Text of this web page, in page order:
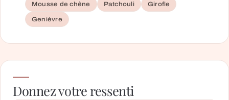
Mousse de chêne Patchouli Girofle
Genièvre
Donnez votre ressenti